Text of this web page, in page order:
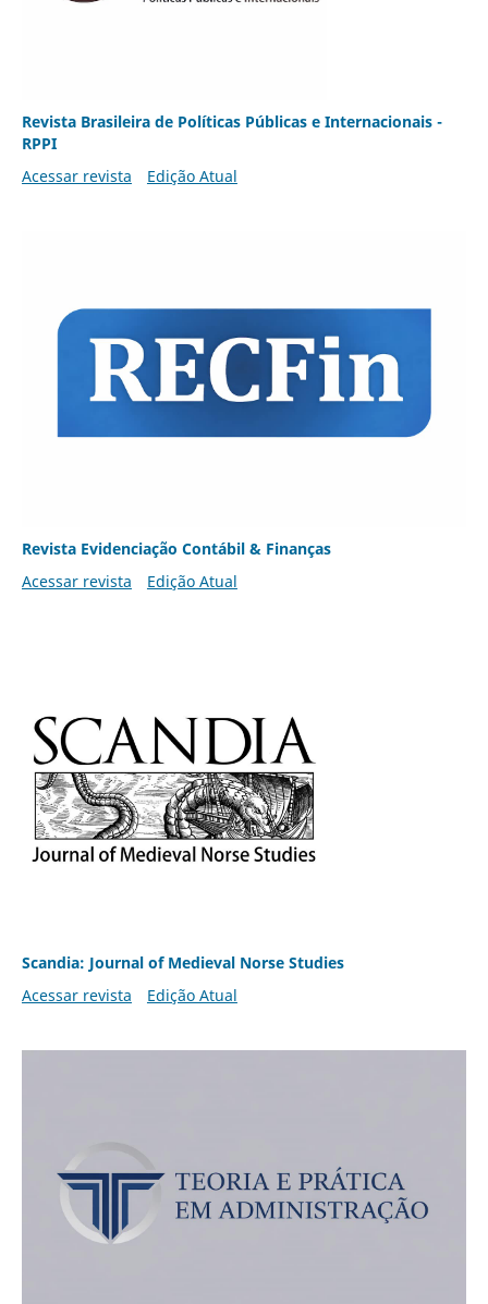
Revista Brasileira de Políticas Públicas e Internacionais -
RPPI
Acessar revista
Edição Atual
Revista Evidenciação Contábil & Finanças
Acessar revista
Edição Atual
Scandia: Journal of Medieval Norse Studies
Acessar revista
Edição Atual